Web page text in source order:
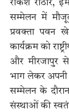
राकेश राठौर,
सम्मेलन में
प्रवक्ता पवन
कार्यक्रम को
और मीरजापुर
भाग लेकर अपनी
सम्मेलन के
संस्थाओं की